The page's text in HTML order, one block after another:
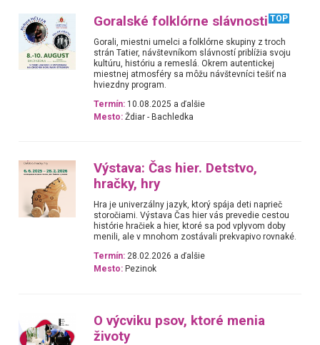
Goralské folklórne slávnosti TOP
Gorali, miestni umelci a folklórne skupiny z troch
strán Tatier, návštevníkom slávností priblížia svoju
kultúru, históriu a remeslá. Okrem autentickej
miestnej atmosféry sa môžu návštevníci tešiť na
hviezdny program.
Termín: 10.08.2025 a ďalšie
Mesto: Ždiar - Bachledka
Výstava: Čas hier. Detstvo,
hračky, hry
Hra je univerzálny jazyk, ktorý spája deti naprieč
storočiami. Výstava Čas hier vás prevedie cestou
histórie hračiek a hier, ktoré sa pod vplyvom doby
menili, ale v mnohom zostávali prekvapivo rovnaké.
Termín: 28.02.2026 a ďalšie
Mesto: Pezinok
O výcviku psov, ktoré menia
životy